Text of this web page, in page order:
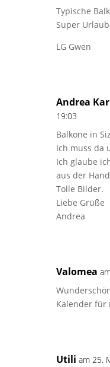
Typische
Super
LG Gwen
Andrea
19:03
Balkone in
Ich muss da
Ich glaube
aus der
Tolle Bilder.
Liebe Grüße
Andrea
Valomea
Kalender für
Utili am 25.